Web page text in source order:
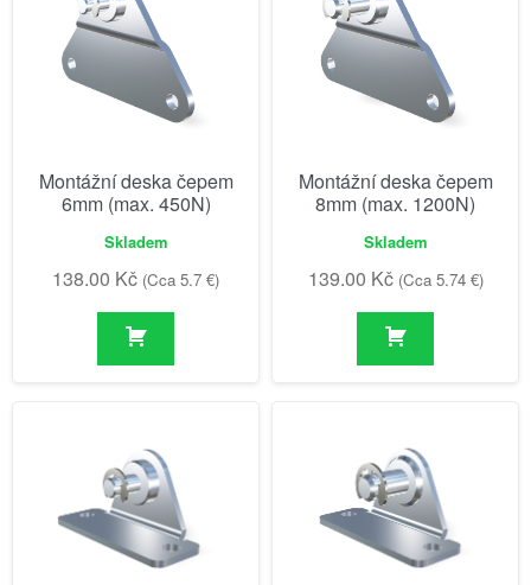
Montážní deska čepem
6mm (max. 450N)
Skladem
138.00 Kč (Cca 5.7 €)
Montážní deska čepem
8mm (max. 1200N)
Skladem
139.00 Kč (Cca 5.74 €)